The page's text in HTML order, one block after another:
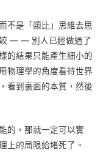
不是「類比」思維去思
— — 別人已經做過了
的結果只能產生細小的
物理學的角度看待世界
看到裏面的本質，然後
的，那就一定可以實
上的局限給堵死了。